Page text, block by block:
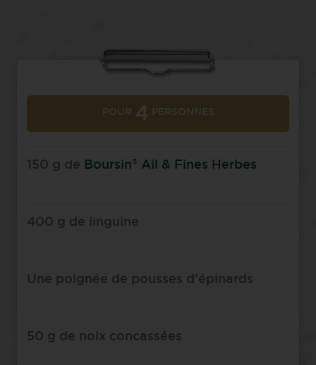
POUR 4 PERSONNES
150 g de Boursin ® Ail & Fines Herbes
400 g de linguine
Une poignée de pousses d’épinards
50 g de noix concassées